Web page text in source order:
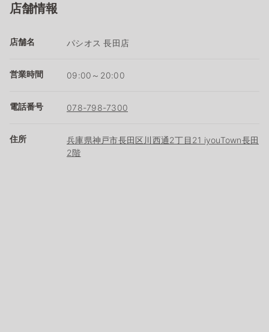
店舗情報
店舗名 パシオス 長田店
営業時間 09:00～20:00
電話番号 078-798-7300
住所
兵庫県神戸市長田区川西通2丁目21 iyouTown長田
2階